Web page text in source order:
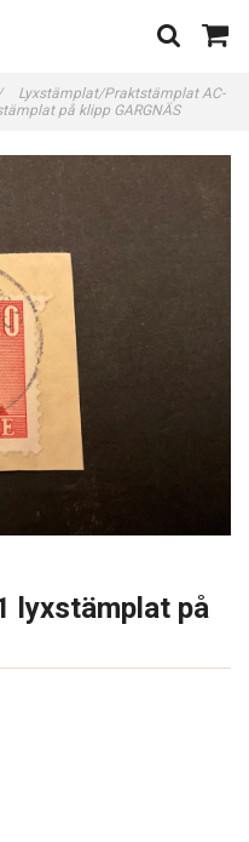
Lyxstämplat/Praktstämplat AC-
på klipp GARGNÄS
lyxstämplat på